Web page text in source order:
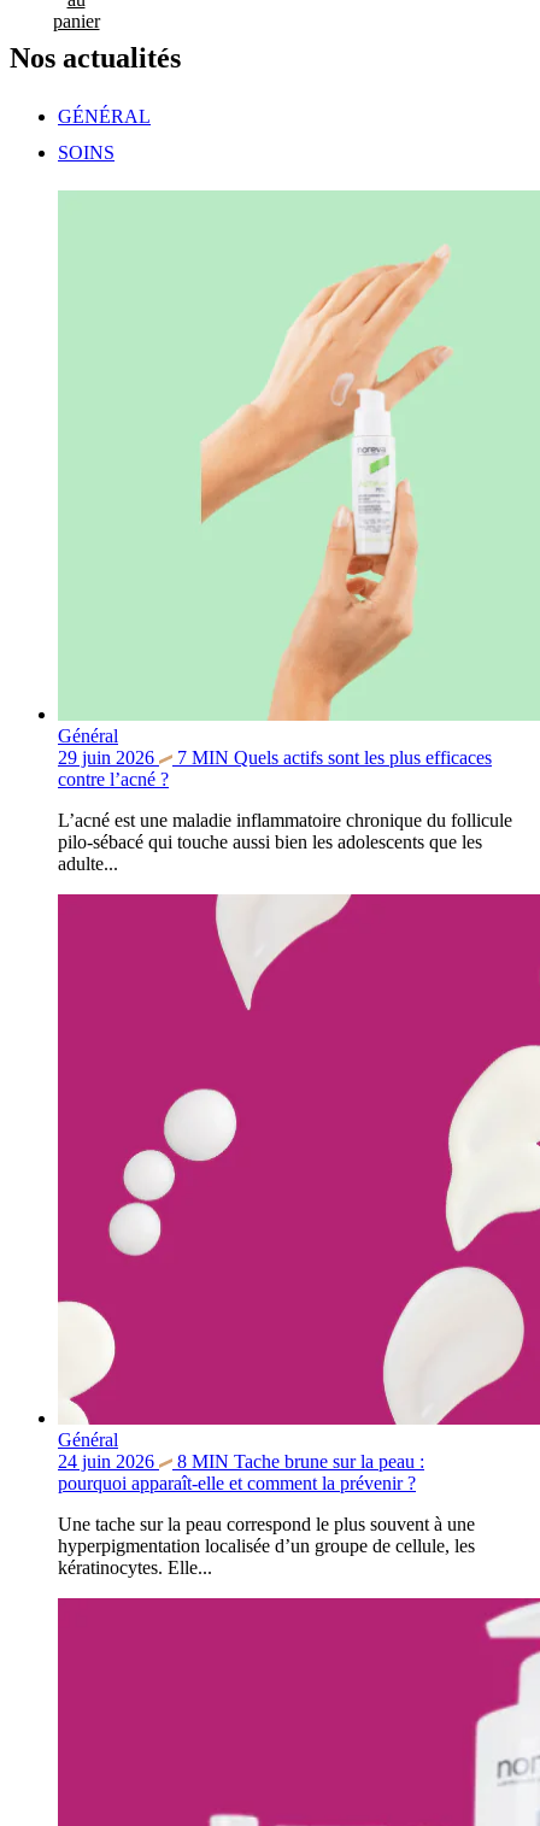
panier
Nos actualités
GÉNÉRAL
SOINS
Général
29 juin 2026
7 MIN Quels actifs sont les plus efficaces
contre l’acné ?
L’acné est une maladie inflammatoire chronique du follicule
pilo-sébacé qui touche aussi bien les adolescents que les
adulte...
Général
24 juin 2026
8 MIN Tache brune sur la peau :
pourquoi apparaît-elle et comment la prévenir ?
Une tache sur la peau correspond le plus souvent à une
hyperpigmentation localisée d’un groupe de cellule, les
kératinocytes. Elle...